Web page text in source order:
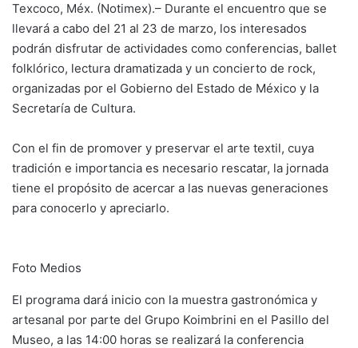
Texcoco, Méx. (Notimex).– Durante el encuentro que se
llevará a cabo del 21 al 23 de marzo, los interesados
podrán disfrutar de actividades como conferencias, ballet
folklórico, lectura dramatizada y un concierto de rock,
organizadas por el Gobierno del Estado de México y la
Secretaría de Cultura.
Con el fin de promover y preservar el arte textil, cuya
tradición e importancia es necesario rescatar, la jornada
tiene el propósito de acercar a las nuevas generaciones
para conocerlo y apreciarlo.
Foto Medios
El programa dará inicio con la muestra gastronómica y
artesanal por parte del Grupo Koimbrini en el Pasillo del
Museo, a las 14:00 horas se realizará la conferencia